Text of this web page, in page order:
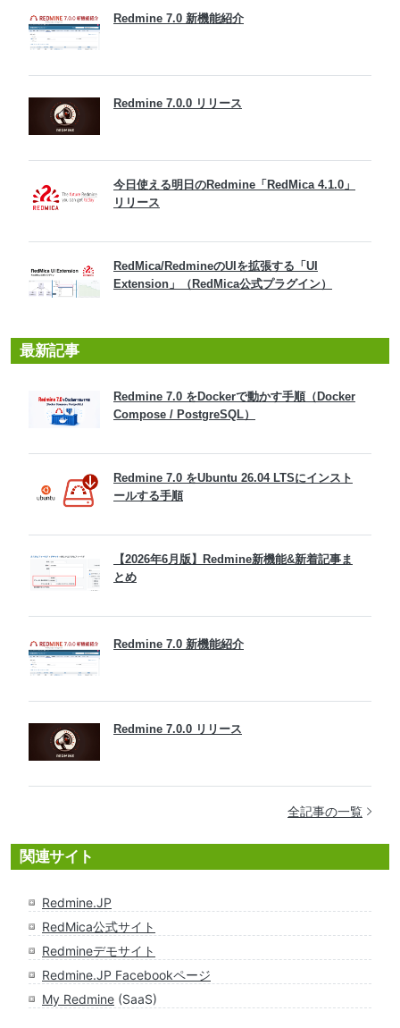
Redmine 7.0 新機能紹介
Redmine 7.0.0 リリース
今日使える明日のRedmine「RedMica 4.1.0」
リリース
RedMica/RedmineのUIを拡張する「UI
Extension」（RedMica公式プラグイン）
最新記事
Redmine 7.0 をDockerで動かす手順（Docker
Compose / PostgreSQL）
Redmine 7.0 をUbuntu 26.04 LTSにインスト
ールする手順
【2026年6月版】Redmine新機能&新着記事ま
とめ
Redmine 7.0 新機能紹介
Redmine 7.0.0 リリース
全記事の一覧
関連サイト
Redmine.JP
RedMica公式サイト
Redmineデモサイト
Redmine.JP Facebookページ
My Redmine (SaaS)